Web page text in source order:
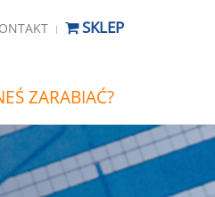
SKLEP
ZARABIAĆ?